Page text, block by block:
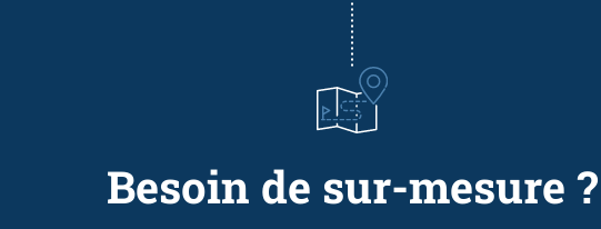
Besoin de sur-mesure ?